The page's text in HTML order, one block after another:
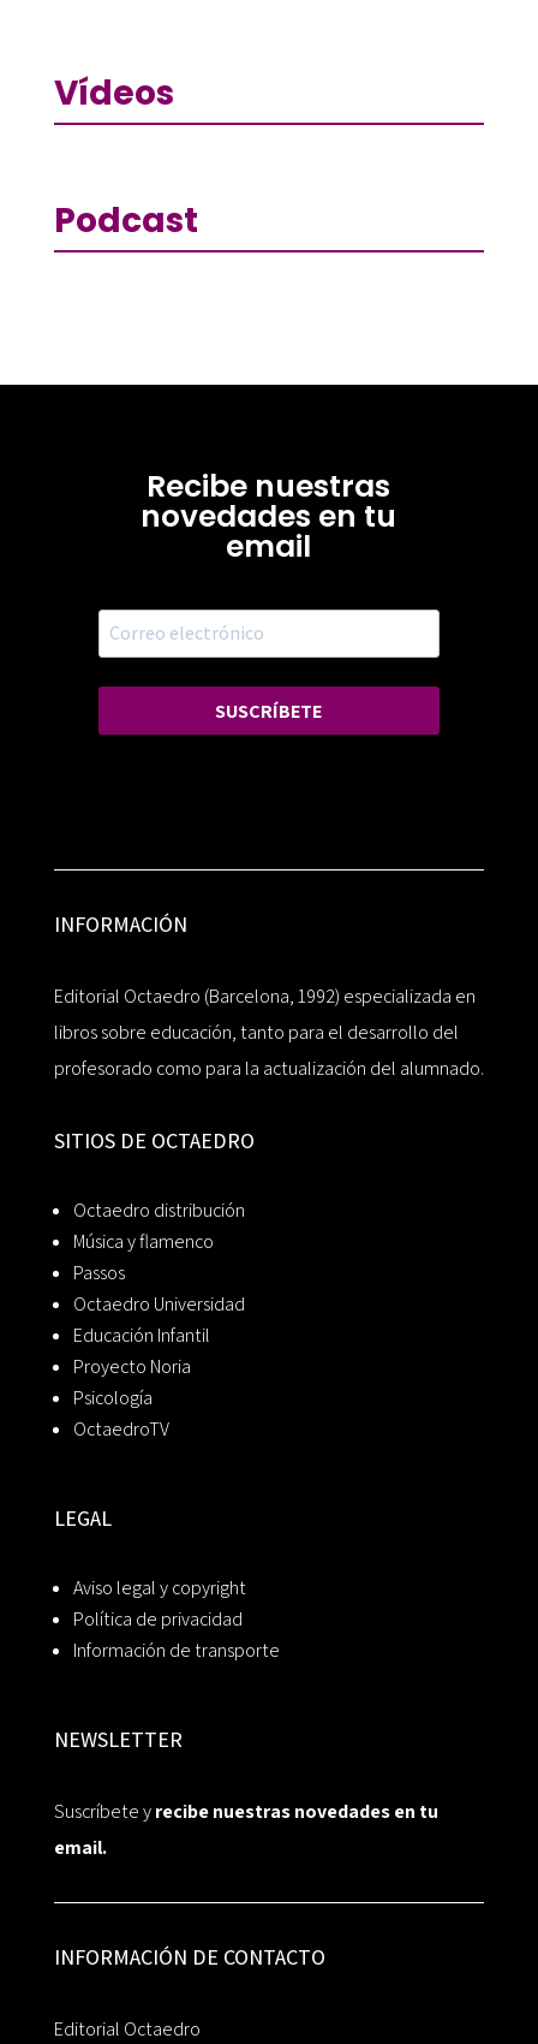
Vídeos
Podcast
Recibe nuestras
novedades en tu
email
SUSCRÍBETE
INFORMACIÓN
Editorial Octaedro (Barcelona, 1992) especializada en
libros sobre educación, tanto para el desarrollo del
profesorado como para la actualización del alumnado.
SITIOS DE OCTAEDRO
Octaedro distribución
Música y flamenco
Passos
Octaedro Universidad
Educación Infantil
Proyecto Noria
Psicología
OctaedroTV
LEGAL
Aviso legal y copyright
Política de privacidad
Información de transporte
NEWSLETTER
Suscríbete yrecibe nuestras novedades en tu
email.
INFORMACIÓN DE CONTACTO
Editorial Octaedro